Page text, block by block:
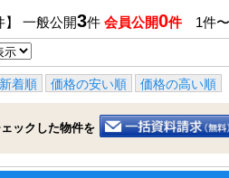
】 一般公開3件 会員公開0件1件〜
新着順 価格の安い順 価格の高い順
ックした物件を